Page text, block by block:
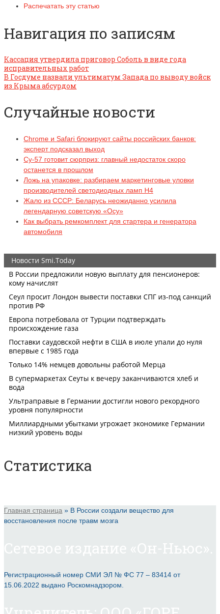
Распечатать эту статью
Навигация по записям
Кассация утвердила приговор Соболь в виде года
исправительных работ
В Госдуме назвали ультиматум Запада по выводу войск
из Крыма абсурдом
Случайные новости
Chrome и Safari блокируют сайты российских банков:
эксперт подсказал выход
Су-57 готовит сюрприз: главный недостаток скоро
останется в прошлом
Ложь на упаковке: разбираем маркетинговые уловки
производителей светодиодных ламп H4
Жало из СССР: Беларусь неожиданно усилила
легендарную советскую «Осу»
Как выбрать ремкомплект для стартера и генератора
автомобиля
Статистика
Главная страница » В России создали вещество для
восстановления после травм мозга
Регистрационный номер СМИ ЭЛ № ФС 77 – 83414 от
15.06.2022 выдано Роскомнадзором.